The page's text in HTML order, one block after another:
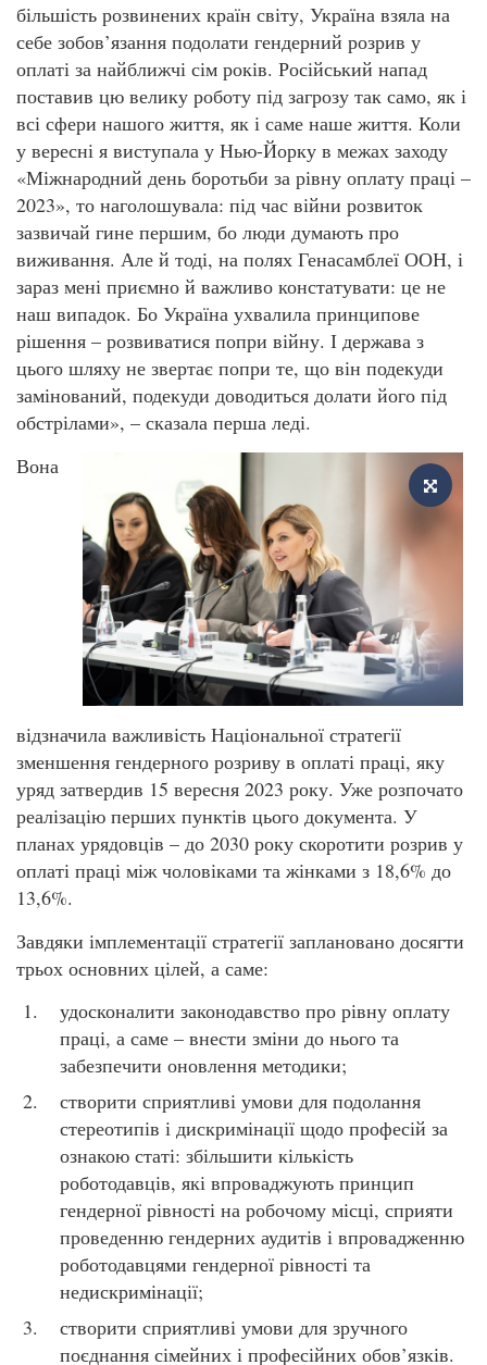
більшість розвинених країн світу, Україна взяла на
себе зобов’язання подолати гендерний розрив у
оплаті за найближчі сім років. Російський напад
поставив цю велику роботу під загрозу так само, як і
всі сфери нашого життя, як і саме наше життя. Коли
у вересні я виступала у Нью-Йорку в межах заходу
«Міжнародний день боротьби за рівну оплату праці –
2023», то наголошувала: під час війни розвиток
зазвичай гине першим, бо люди думають про
виживання. Але й тоді, на полях Генасамблеї ООН, і
зараз мені приємно й важливо констатувати: це не
наш випадок. Бо Україна ухвалила принципове
рішення – розвиватися попри війну. І держава з
цього шляху не звертає попри те, що він подекуди
замінований, подекуди доводиться долати його під
обстрілами», – сказала перша леді.
Вона
відзначила важливість Національної стратегії
зменшення гендерного розриву в оплаті праці, яку
уряд затвердив 15 вересня 2023 року. Уже розпочато
реалізацію перших пунктів цього документа. У
планах урядовців – до 2030 року скоротити розрив у
оплаті праці між чоловіками та жінками з 18,6% до
13,6%.
Завдяки імплементації стратегії заплановано досягти
трьох основних цілей, а саме:
удосконалити законодавство про рівну оплату
праці, а саме – внести зміни до нього та
забезпечити оновлення методики;
створити сприятливі умови для подолання
стереотипів і дискримінації щодо професій за
ознакою статі: збільшити кількість
роботодавців, які впроваджують принцип
гендерної рівності на робочому місці, сприяти
проведенню гендерних аудитів і впровадженню
роботодавцями гендерної рівності та
недискримінації;
створити сприятливі умови для зручного
поєднання сімейних і професійних обов’язків.